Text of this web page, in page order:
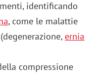
identificando
, come le malattie
ernia
compressione